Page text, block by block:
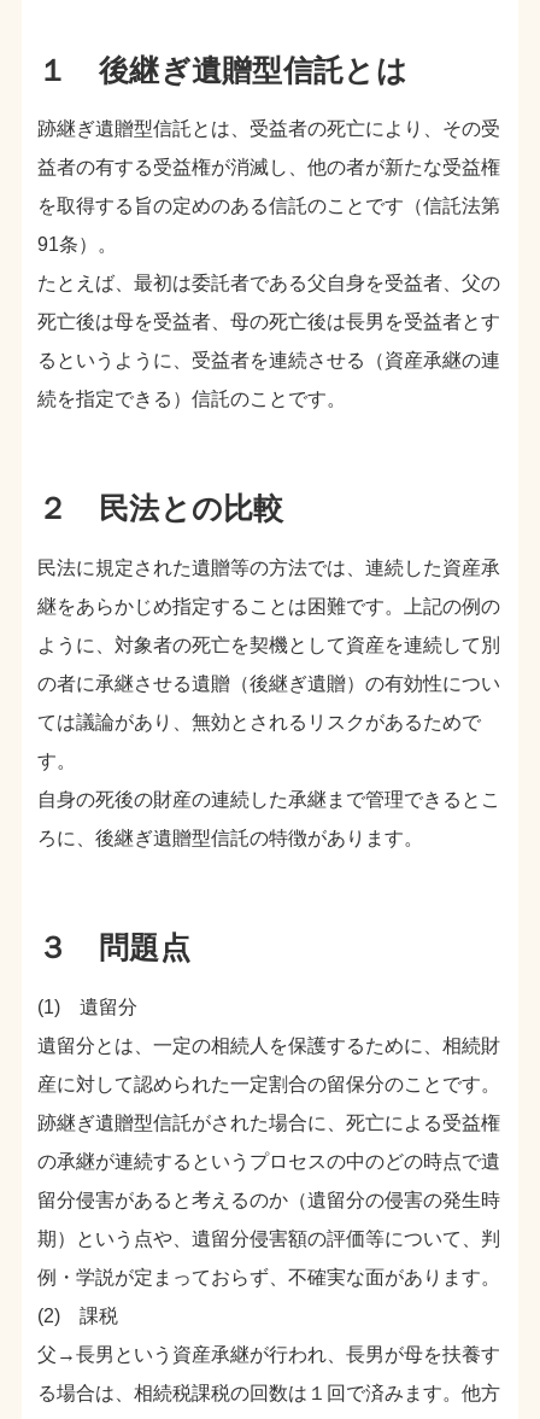
１ 後継ぎ遺贈型信託とは
跡継ぎ遺贈型信託とは、受益者の死亡により、その受
益者の有する受益権が消滅し、他の者が新たな受益権
を取得する旨の定めのある信託のことです（信託法第
91条）。
たとえば、最初は委託者である父自身を受益者、父の
死亡後は母を受益者、母の死亡後は長男を受益者とす
るというように、受益者を連続させる（資産承継の連
続を指定できる）信託のことです。
２ 民法との比較
民法に規定された遺贈等の方法では、連続した資産承
継をあらかじめ指定することは困難です。上記の例の
ように、対象者の死亡を契機として資産を連続して別
の者に承継させる遺贈（後継ぎ遺贈）の有効性につい
ては議論があり、無効とされるリスクがあるためで
す。
自身の死後の財産の連続した承継まで管理できるとこ
ろに、後継ぎ遺贈型信託の特徴があります。
３ 問題点
(1) 遺留分
遺留分とは、一定の相続人を保護するために、相続財
産に対して認められた一定割合の留保分のことです。
跡継ぎ遺贈型信託がされた場合に、死亡による受益権
の承継が連続するというプロセスの中のどの時点で遺
留分侵害があると考えるのか（遺留分の侵害の発生時
期）という点や、遺留分侵害額の評価等について、判
例・学説が定まっておらず、不確実な面があります。
(2) 課税
父→長男という資産承継が行われ、長男が母を扶養す
る場合は、相続税課税の回数は１回で済みます。他方